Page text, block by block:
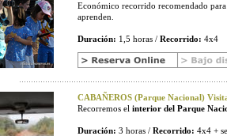
Económico recorrido recomendado para
aprenden.
Duración: 1,5 horas / Recorrido: 4x4
CABAÑEROS (Parque Nacional)
Recorremos el interior del Parque
Duración: 3 horas / Recorrido: 4x4 +